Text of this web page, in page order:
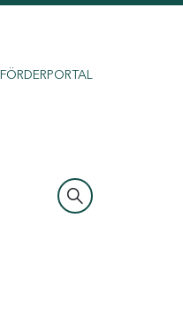
FÖRDERPORTAL